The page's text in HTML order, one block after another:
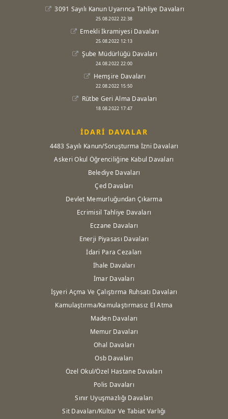
3091 Sayılı Kanun Uyarınca Tahliye Davaları
25.08.2022 22:38
Emekli İkramiyesi Davaları
25.08.2022 12:13
Şube Müdürlüğü Davaları
24.08.2022 22:00
Hemşire Davaları
22.08.2022 15:50
Rütbe Geri Alma Davaları
18.08.2022 17:47
İDARİ DAVALAR
4483 Sayılı Kanun/Soruşturma İzni Davaları
Askeri Okul Öğrenciliğine Kabul Davaları
Belediye Davaları
Çed Davaları
Devlet Memurluğundan Çıkarma
Ecrimisil Tahliye Davaları
Eczane Davaları
Enerji Piyasası Davaları
İdari Para Cezaları
İhale Davaları
İmar Davaları
İşyeri Açma Ve Çalıştırma Ruhsatı Davaları
Kamulaştırma/Kamulaştırmasız El Atma
Maden Davaları
Memur Davaları
Ohal Davaları
Osb Davaları
Özel Okul/Özel Hastane Davaları
Polis Davaları
Sınır Uyuşmazlığı Davaları
Sit Davaları/Kültür Ve Tabiat Varlığı